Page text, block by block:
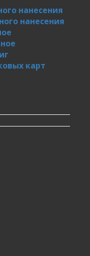
нанесения
нанесения
карт